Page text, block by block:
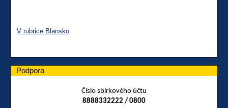
V rubrice Blansko
Podpora
Číslo sbírkového účtu
8888332222 / 0800